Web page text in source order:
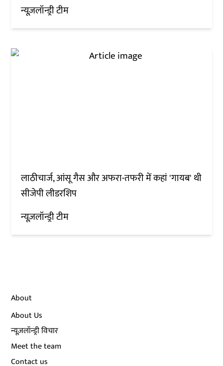
न्यूज़लॉन्ड्री टीम
लाठीचार्ज, आंसू गैस और अफरा-तफरी में कहां 'गायब' थी
सीजेपी लीडरशिप
न्यूज़लॉन्ड्री टीम
About
About Us
न्यूज़लॉन्ड्री विचार
Meet the team
Contact us